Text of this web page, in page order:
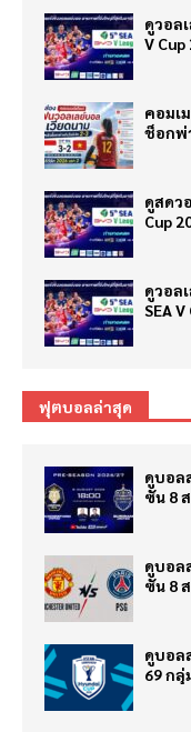
ดูวอล
V
คอมเ
ช็อกพ่
ดูสดว
Cup
ดูวอล
SEA
ฟุตบอลล่าสุด
ดูบอล
ซั่น 8
ดูบอล
ซั่น 8
ดูบอล
69 กลุ่